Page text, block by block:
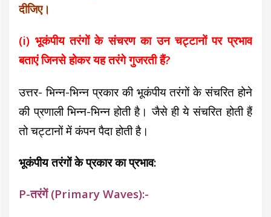
दीजिए।
(i) भूकंपीय तरंगों के संचरण का उन चट्टानों पर प्रभाव
बताएं जिनसे होकर यह तरंगे गुजरती हैं?
उत्तर-भिन्न-भिन्न प्रकार की भूकंपीय तरंगों के संचरित होने
की प्रणाली भिन्न-भिन्न होती है। जैसे ही ये संचरित होती हैं
तो चट्टानों में कंपन पैदा होती है।
भूकंपीय तरंगों के प्रकार का प्रभाव:
P-तरंगें (Primary Waves):-